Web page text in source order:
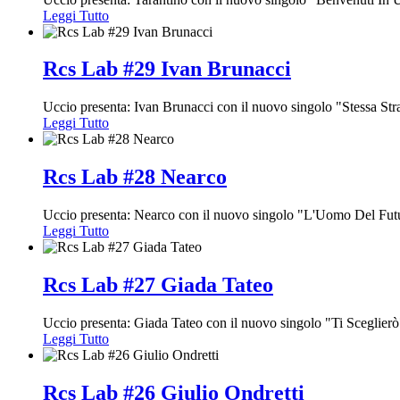
Leggi Tutto
Rcs Lab #29 Ivan Brunacci
Uccio presenta: Ivan Brunacci con il nuovo singolo "Stessa
Leggi Tutto
Rcs Lab #28 Nearco
Uccio presenta: Nearco con il nuovo singolo "L'Uomo Del
Leggi Tutto
Rcs Lab #27 Giada Tateo
Uccio presenta: Giada Tateo con il nuovo singolo "Ti
Leggi Tutto
Rcs Lab #26 Giulio Ondretti